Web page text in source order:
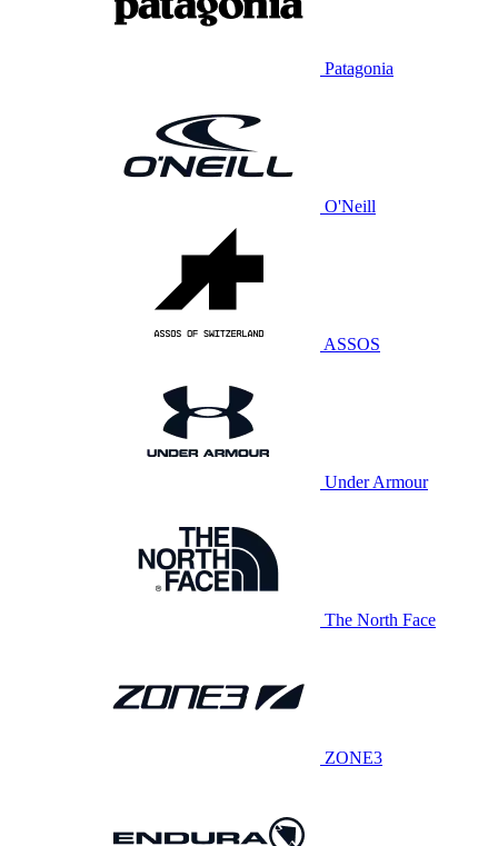
Patagonia
O'Neill
ASSOS
Under Armour
The North Face
ZONE3